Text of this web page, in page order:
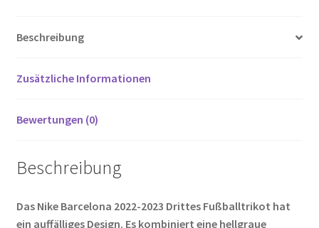
o
k
er
Beschreibung
Zusätzliche Informationen
Bewertungen (0)
Beschreibung
Das Nike Barcelona 2022-2023 Drittes Fußballtrikot hat
ein auffälliges Design. Es kombiniert eine hellgraue